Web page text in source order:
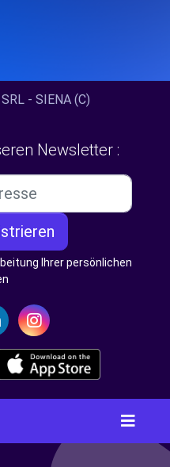
- SIENA (C)
Newsletter :
Ihrer persönlichen